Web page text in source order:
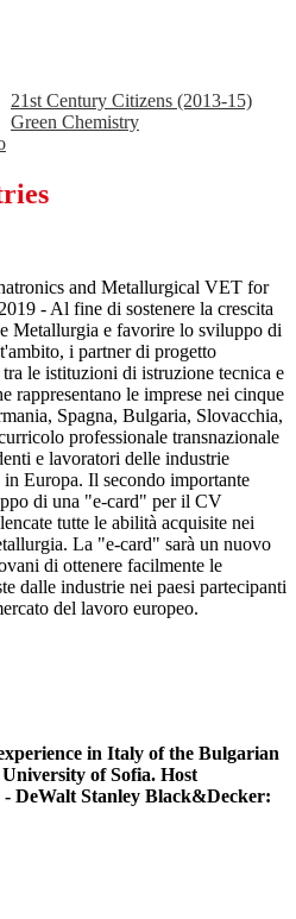
21st Century Citizens (2013-15)
Green Chemistry
and Metallurgical VET for
- Al fine di sostenere la crescita
Metallurgia e favorire lo sviluppo di
i partner di progetto
le istituzioni di istruzione tecnica e
rappresentano le imprese nei cinque
Spagna, Bulgaria, Slovacchia,
professionale transnazionale
e lavoratori delle industrie
Europa. Il secondo importante
di una "e-card" per il CV
tutte le abilità acquisite nei
La "e-card" sarà un nuovo
di ottenere facilmente le
dalle industrie nei paesi partecipanti
del lavoro europeo.
in Italy of the Bulgarian
of Sofia. Host
DeWalt Stanley Black&Decker: